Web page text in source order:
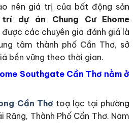
nên giá trị của bất động sản
dự án Chung Cư Ehome
được các chuyên gia đánh giá là
tâm thành phố Cần Thơ, sở
bền vững theo thời gian.
Southgate Cần Thơ nằm ở
Cần Thơ toạ lạc tại phường
Răng, Thành Phố Cần Thơ. Nam